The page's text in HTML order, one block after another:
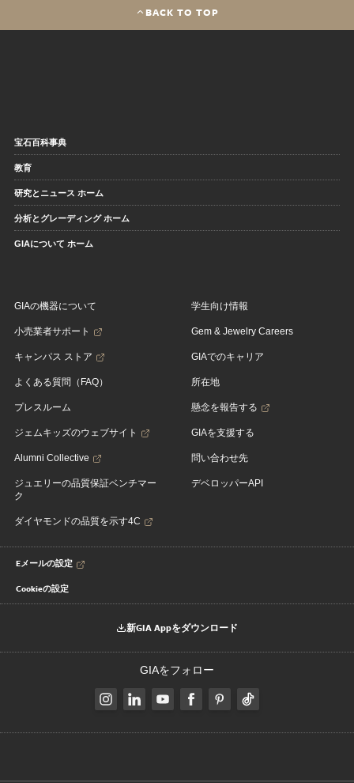
BACK TO TOP
宝石百科事典
教育
研究とニュース ホーム
分析とグレーディング ホーム
GIAについて ホーム
GIAの機器について
小売業者サポート
キャンパス ストア
よくある質問（FAQ）
プレスルーム
ジェムキッズのウェブサイト
Alumni Collective
ジュエリーの品質保証ベンチマー
ク
ダイヤモンドの品質を示す4C
学生向け情報
Gem & Jewelry Careers
GIAでのキャリア
所在地
懸念を報告する
GIAを支援する
問い合わせ先
デベロッパーAPI
Eメールの設定
Cookieの設定
新GIA Appをダウンロード
GIAをフォロー